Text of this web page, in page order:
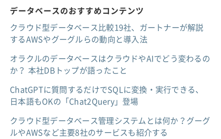
データベースのおすすめコンテンツ
クラウド型データベース比較19社、ガートナーが解説
するAWSやグーグルらの動向と導入法
オラクルのデータベースはクラウドやAIでどう変わるの
か？ 本社DBトップが語ったこと
ChatGPTに質問するだけでSQLに変換・実行できる、
日本語もOKの「Chat2Query」登場
クラウド型データベース管理システムとは何か？グーグ
ルやAWSなど主要8社のサービスも紹介する